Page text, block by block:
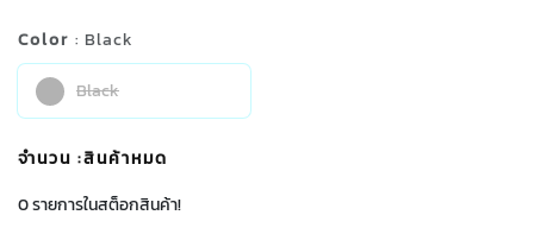
Color : Black
Black
จำนวน :สินค้าหมด
0 รายการในสต็อกสินค้า!